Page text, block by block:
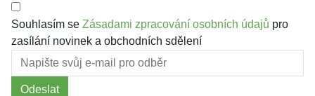
Souhlasím se Zásadami zpracování osobních údajů pro
zasílání novinek a obchodních sdělení
Odeslat